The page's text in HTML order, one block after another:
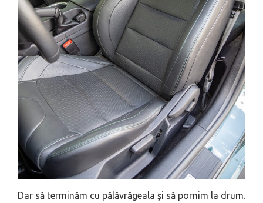
Dar să terminăm cu pălăvrăgeala și să pornim la drum.